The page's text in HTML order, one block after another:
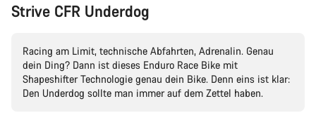
Strive CFR Underdog
Racing am Limit, technische Abfahrten, Adrenalin. Genau
dein Ding? Dann ist dieses Enduro Race Bike mit
Shapeshifter Technologie genau dein Bike. Denn eins ist klar:
Den Underdog sollte man immer auf dem Zettel haben.